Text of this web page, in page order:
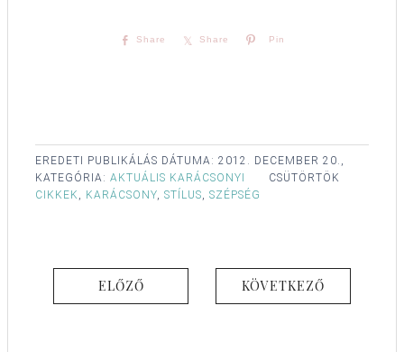
Share Share Pin
EREDETI PUBLIKÁLÁS DÁTUMA: 2012. DECEMBER 20.,
CSÜTÖRTÖK
KATEGÓRIA: AKTUÁLIS KARÁCSONYI
CIKKEK , KARÁCSONY, STÍLUS, SZÉPSÉG
ELŐZŐ KÖVETKEZŐ